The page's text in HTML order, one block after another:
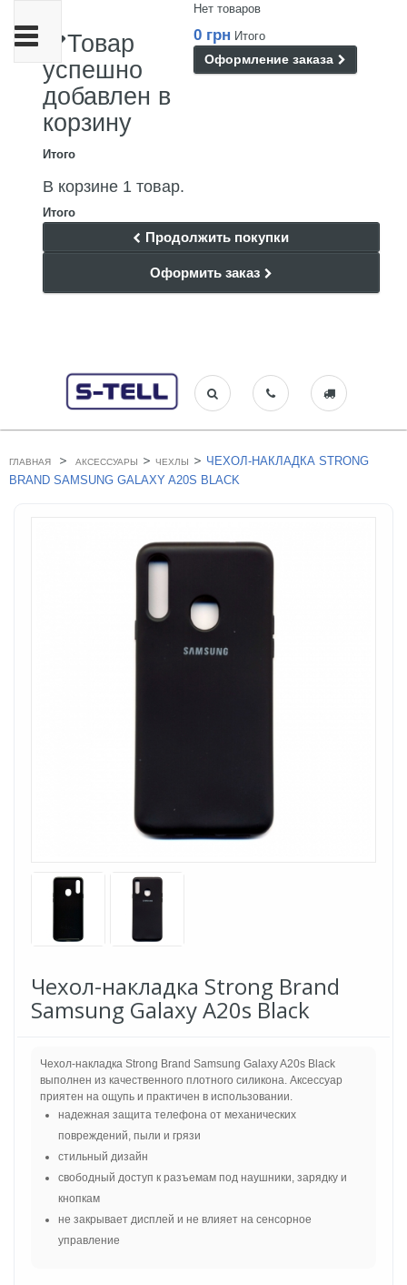
Нет товаров
0 грн Итого
Оформление заказа
Товар
успешно
добавлен в
корзину
Итого
В корзине 1 товар.
Итого
Продолжить покупки
Оформить заказ
Переключить
навигации
ГЛАВНАЯ > АКСЕССУАРЫ > ЧЕХЛЫ > ЧЕХОЛ-НАКЛАДКА STRONG
BRAND SAMSUNG GALAXY A20S BLACK
Чехол-накладка Strong Brand
Samsung Galaxy A20s Black
Чехол-накладка Strong Brand Samsung Galaxy A20s Black
выполнен из качественного плотного силикона. Аксессуар
приятен на ощупь и практичен в использовании.
надежная защита телефона от механических
повреждений, пыли и грязи
стильный дизайн
свободный доступ к разъемам под наушники, зарядку и
кнопкам
не закрывает дисплей и не влияет на сенсорное
управление